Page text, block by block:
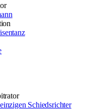
Schiedsrichter